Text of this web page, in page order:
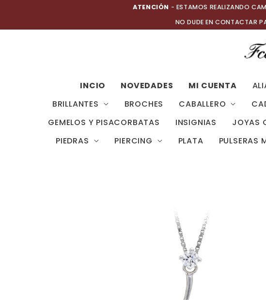
contenido
ATENCIÓN - ESTAMOS REALIZANDO
NO DUDE EN CONTACTAR
INCIO NOVEDADES MI CUENTA
BRILLANTES
BROCHES CABALLERO
GEMELOS Y PISACORBATAS
INSIGNIAS JOYAS
PIEDRAS
PIERCING PLATA PULSERAS